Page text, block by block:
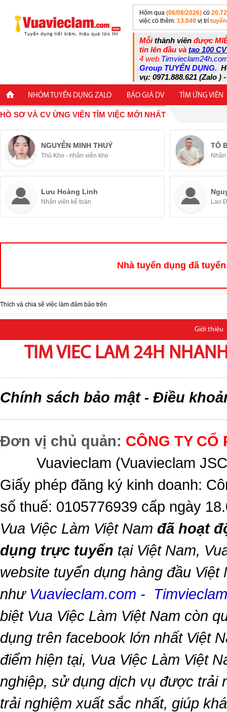
Hôm qua (06/08/2026) có
việc có thêm: 13.040 vị trí
Mỗithành viên được
tin lên đầu và tạo 100
4 web
Group TUYỂN DỤNG.
vụ: 0971.888.621 (Zalo )
NHÓM TUYỂN DỤNG ZALO BÁO GIÁ DV TÌM ỨNG VIÊN
HỒ SƠ VÀ CV ỨNG VIÊN TÌM VIỆC MỚI NHẤT
NGUYỄN MINH THUÝ
Thủ Kho - nhân viên kho
TÔ
Lưu Hoàng Linh
Nhân viên kế toán Lao
Nhà tuyển dụng đã
Thích và chia sẽ việc làm đảm bảo trên
Giới thiệu
TIM VIEC LAM 24H
Chính sách bảo mật- Điều
Đơn vị chủ quản: CÔNG TY CỔ
Vuavieclam (Vuavieclam
Giấy phép đăng ký kinh doanh:
số thuế: 0105776939 cấp ngày
Vua Việc Làm Việt Nam đã hoạt
dụng trực tuyến tại Việt Nam,
website tuyển dụng hàng đầu Việt
như Vuavieclam.com -
biệt Vua Việc Làm Việt Nam còn
dụng trên facebook lớn nhất Việt
điểm hiện tại, Vua Việc Làm Việt
nghiệp, sử dụng dịch vụ được trải
trải nghiệm xuất sắc nhất, giúp